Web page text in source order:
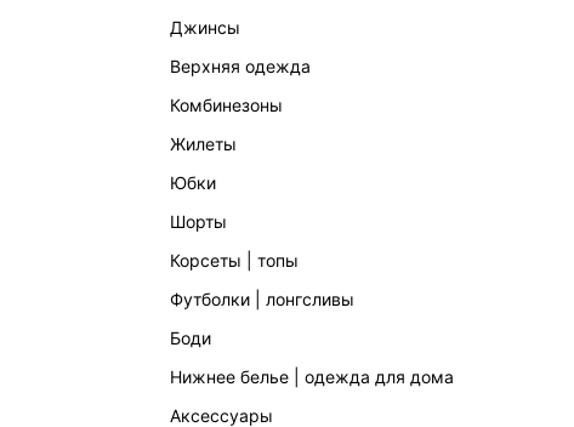
джинсы
верхняя одежда
комбинезоны
жилеты
юбки
шорты
корсеты | топы
футболки | лонгсливы
боди
нижнее белье | одежда для дома
аксессуары